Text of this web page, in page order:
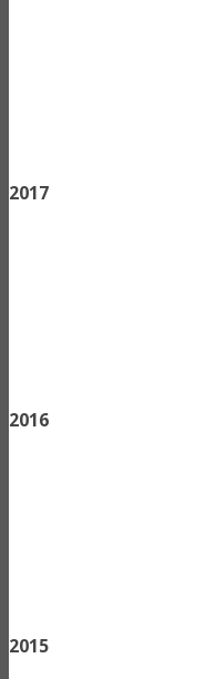
2017
2016
2015